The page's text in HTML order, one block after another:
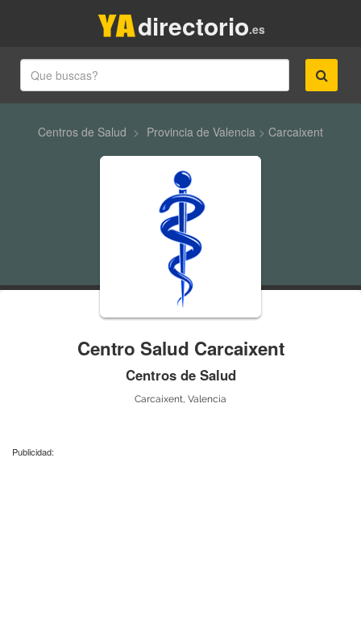
.es
directorio
Centros de Salud > Provincia de Valencia > Carcaixent
Centro Salud Carcaixent
Centros de Salud
Carcaixent, Valencia
Publicidad: